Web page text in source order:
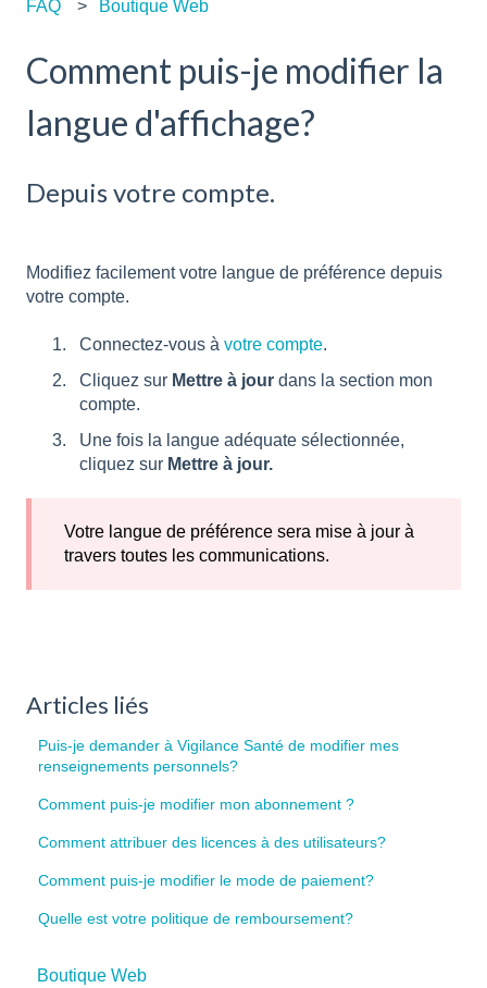
FAQ Boutique Web
Comment puis-je modifier la
langue d'affichage?
Depuis votre compte.
Modifiez facilement votre langue de préférence depuis
votre compte.
Connectez-vous à votre compte.
Cliquez sur Mettre à jour dans la section mon
compte.
Une fois la langue adéquate sélectionnée,
cliquez sur Mettre à jour.
Votre langue de préférence sera mise à jour à
travers toutes les communications.
Articles liés
Puis-je demander à Vigilance Santé de modifier mes
renseignements personnels?
Comment puis-je modifier mon abonnement ?
Comment attribuer des licences à des utilisateurs?
Comment puis-je modifier le mode de paiement?
Quelle est votre politique de remboursement?
Boutique Web